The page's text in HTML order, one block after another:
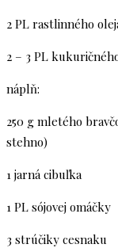
2 PL rastlinného
2 – 3 PL
náplň:
250 g mletého
stehno)
1 jarná cibuľka
1 PL sójovej omáčky
3 strúčiky cesnaku